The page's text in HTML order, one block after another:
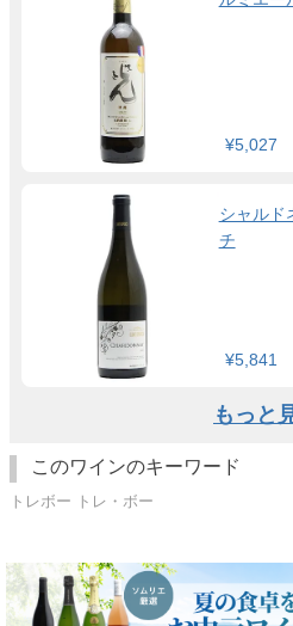
¥5,027
シャルド
チ
¥5,841
もっと
このワインのキーワード
トレボー トレ・ボー